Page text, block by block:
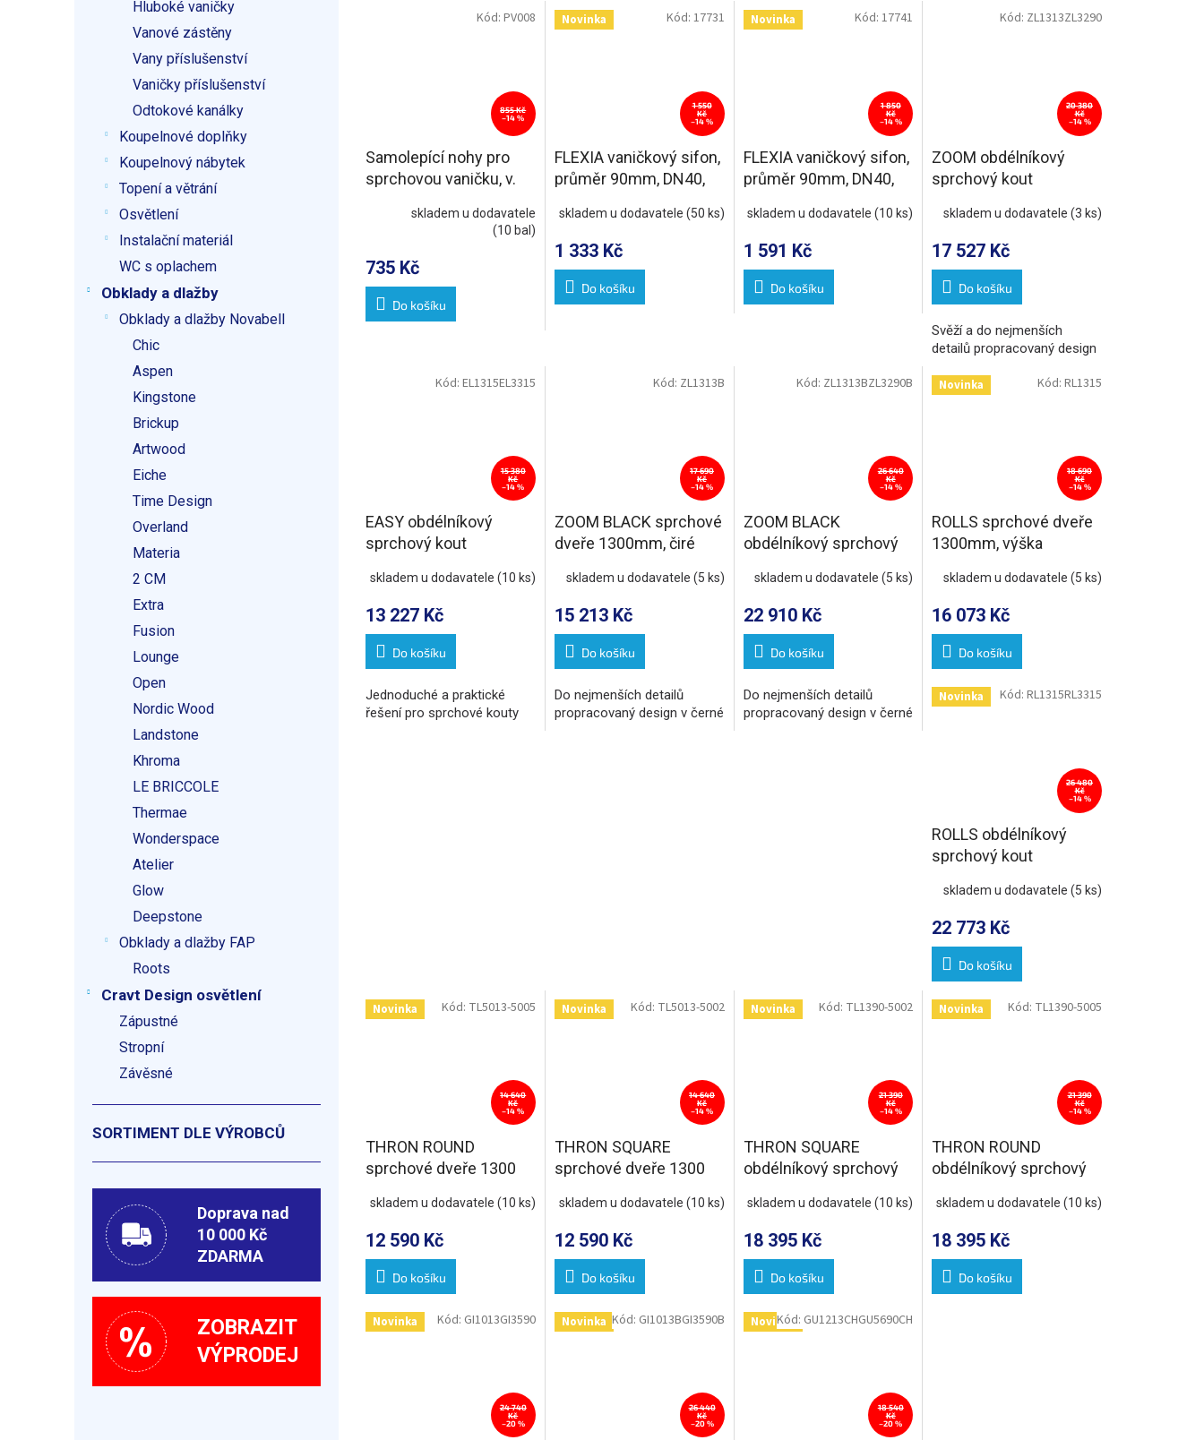
Hluboké vaničky
Vanové zástěny
Vany příslušenství
Vaničky příslušenství
Odtokové kanálky
Koupelnové doplňky
Koupelnový nábytek
Topení a větrání
Osvětlení
Instalační materiál
WC s oplachem
Obklady a dlažby
Obklady a dlažby Novabell
Chic
Aspen
Kingstone
Brickup
Artwood
Eiche
Time Design
Overland
Materia
2 CM
Extra
Fusion
Lounge
Open
Nordic Wood
Landstone
Khroma
LE BRICCOLE
Thermae
Wonderspace
Atelier
Glow
Deepstone
Obklady a dlažby FAP
Roots
Cravt Design osvětlení
Zápustné
Stropní
Závěsné
SORTIMENT DLE VÝROBCŮ
Doprava nad
10 000 Kč
ZDARMA
ZOBRAZIT
VÝPRODEJ
855 Kč
–14 %
Samolepící nohy pro
sprchovou vaničku, v.
skladem u dodavatele
(10 bal)
735 Kč
Do košíku
Kód: PV008 Novinka
1 550
Kč
–14 %
FLEXIA vaničkový sifon,
průměr 90mm, DN40,
skladem u dodavatele (50 ks)
1 333 Kč
Do košíku
Kód: 17731 Novinka
1 850
Kč
–14 %
FLEXIA vaničkový sifon,
průměr 90mm, DN40,
skladem u dodavatele(10 ks)
1 591 Kč
Do košíku
Kód:17741
20 380
Kč
–14 %
ZOOM obdélníkový
sprchový kout
varianta
skladem u dodavatele (3 ks)
17 527 Kč
Do košíku
Svěží a do nejmenších
detailů propracovaný design
Kód: ZL1313ZL3290
15 380
Kč
–14 %
EASY obdélníkový
sprchový kout
L/P varianta
skladem u dodavatele (10 ks)
13 227 Kč
Do košíku
Jednoduché a praktické
řešení pro sprchové kouty
Kód: EL1315EL3315
17 690
Kč
–14 %
ZOOM BLACK sprchové
dveře 1300mm, čiré
skladem u dodavatele (5 ks)
15 213 Kč
Do košíku
Do nejmenších detailů
propracovaný design v černé
Kód: ZL1313B
26 640
Kč
–14 %
ZOOM BLACK
obdélníkový sprchový
varianta
skladem u dodavatele(5 ks)
22 910 Kč
Do košíku
Do nejmenších detailů
propracovaný design v černé
Kód: ZL1313BZL3290B Novinka
18 690
Kč
–14 %
ROLLS sprchové dveře
1300mm, výška
skladem u dodavatele (5 ks)
16 073 Kč
Do košíku
Kód: RL1315
Novinka
26 480
Kč
–14 %
ROLLS obdélníkový
sprchový kout
varianta, čiré sklo
skladem u dodavatele (5 ks)
22 773 Kč
Do košíku
Kód: RL1315RL3315
Novinka
14 640
Kč
–14 %
THRON ROUND
sprchové dveře 1300
čiré sklo
skladem u dodavatele (10 ks)
12 590 Kč
Do košíku
Kód: TL5013-5005 Novinka
14 640
Kč
–14 %
THRON SQUARE
sprchové dveře 1300
čiré sklo
skladem u dodavatele (10 ks)
12 590 Kč
Do košíku
Kód: TL5013-5002 Novinka
21 390
Kč
–14 %
THRON SQUARE
obdélníkový sprchový
hranaté pojezdy
skladem u dodavatele(10 ks)
18 395 Kč
Do košíku
Kód: TL1390-5002 Novinka
21 390
Kč
–14 %
THRON ROUND
obdélníkový sprchový
kulaté pojezdy
skladem u dodavatele (10 ks)
18 395 Kč
Do košíku
Kód: TL1390-5005
Novinka
24 740
Kč
–20 %
Kód: GI1013GI3590 Novinka
26 440
Kč
–20 %
Kód: GI1013BGI3590B Novinka
18 540
Kč
–20 %
Kód: GU1213CHGU5690CH